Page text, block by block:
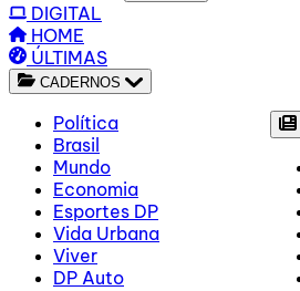
DIGITAL
HOME
ÚLTIMAS
CADERNOS
Política
Brasil
Mundo
Economia
Esportes DP
Vida Urbana
Viver
DP Auto